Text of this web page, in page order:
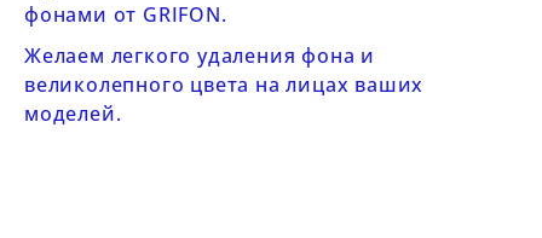
фонами от GRIFON.
Желаем легкого удаления фона и
великолепного цвета на лицах ваших
моделей.